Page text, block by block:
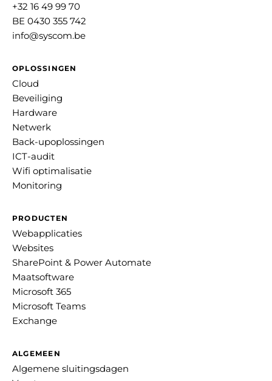
+32 16 49 99 70
BE 0430 355 742
info@syscom.be
OPLOSSINGEN
Cloud
Beveiliging
Hardware
Netwerk
Back-upoplossingen
ICT-audit
Wifi optimalisatie
Monitoring
PRODUCTEN
Webapplicaties
Websites
SharePoint & Power Automate
Maatsoftware
Microsoft 365
Microsoft Teams
Exchange
ALGEMEEN
Algemene sluitingsdagen